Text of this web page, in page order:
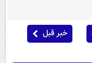
خبر قبل